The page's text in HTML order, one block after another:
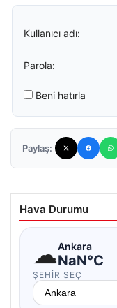
Kullanıcı adı:
Parola:
Beni hatırla
Paylaş:
Hava Durumu
☁Ankara
NaN°C
ŞEHIR SEÇ